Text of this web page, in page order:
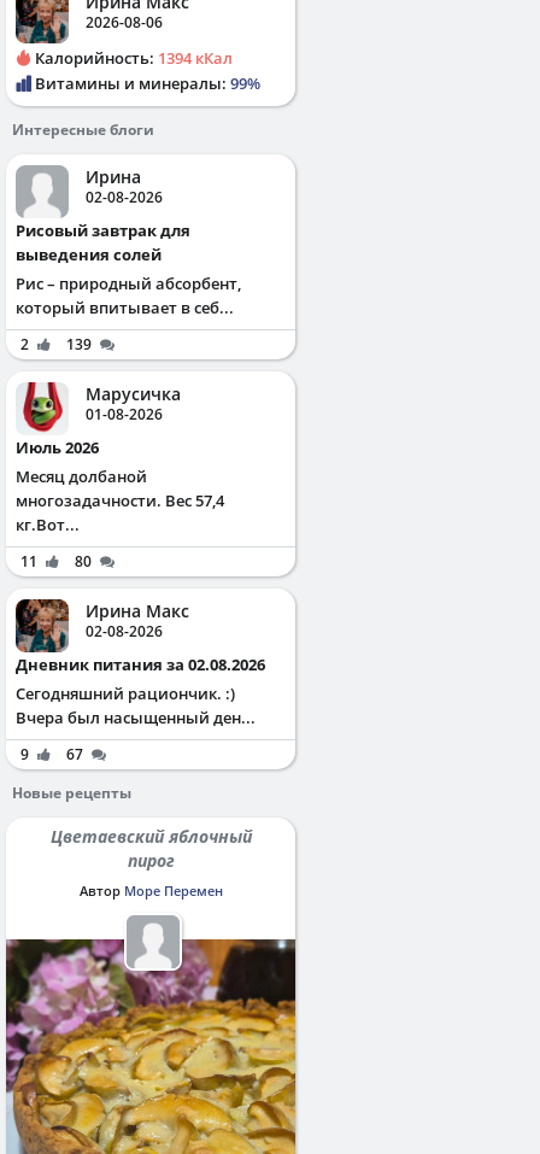
2026-08-06
Калорийность: 1394 кКал
Витамины и минералы: 99%
Интересные блоги
Ирина
02-08-2026
Рисовый завтрак для
выведения солей
Рис – природный абсорбент,
который впитывает в себ...
2 139
Марусичка
01-08-2026
Июль 2026
Месяц долбаной
многозадачности. Вес 57,4
кг.Вот...
11 80
Ирина Макс
02-08-2026
Дневник питания за 02.08.2026
Сегодняшний рациончик. :)
Вчера был насыщенный ден...
9
67
Новые рецепты
Цветаевский яблочный
пирог
Автор Море Перемен